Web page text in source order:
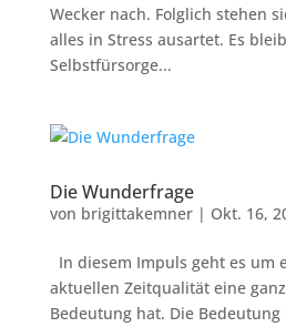
Wecker nach. Folglich stehen
alles in Stress ausartet. Es
Selbstfürsorge...
Die Wunderfrage
von brigittakemner| Okt. 16,
In diesem Impuls geht es um
aktuellen Zeitqualität eine
Bedeutung hat. Die